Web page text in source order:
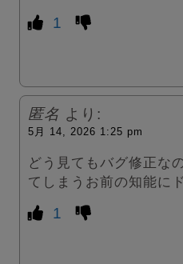
1
匿名 より:
5月 14, 2026 1:25 pm
どう見てもバグ修正な
てしまうお前の知能に
1